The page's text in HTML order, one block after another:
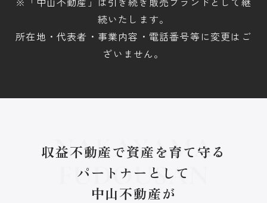
続いたします。
所在地・代表者・事業内容・電話番号等に変更はご
ざいません。
NAKAYAMA
FUDOUSAN
収益不動産で資産を育て守る
パートナーとして
中山不動産が